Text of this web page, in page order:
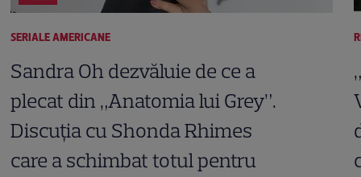
SERIALE AMERICANE
Sandra Oh dezvăluie de ce a
plecat din „Anatomia lui Grey”.
Discuția cu Shonda Rhimes
care a schimbat totul pentru